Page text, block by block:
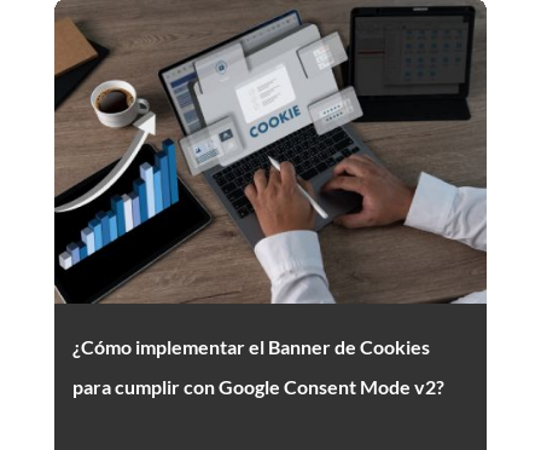
¿Cómo implementar el Banner de Cookies
para cumplir con Google Consent Mode v2?